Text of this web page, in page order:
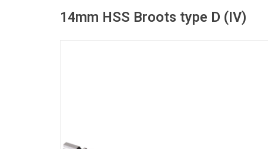
14mm HSS Broots type D (IV)